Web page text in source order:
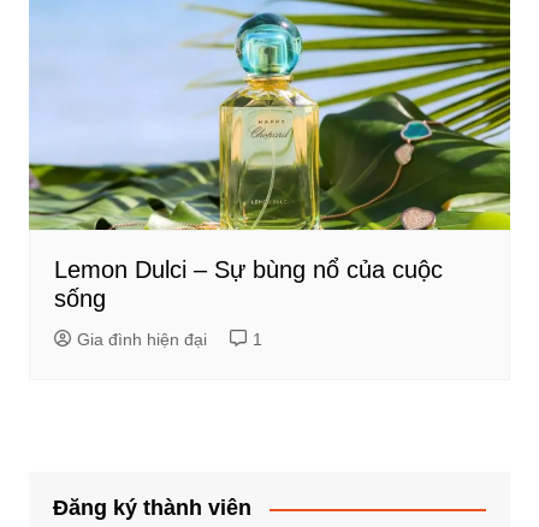
Lemon Dulci – Sự bùng nổ của cuộc
sống
Gia đình hiện đại 1
Đăng ký thành viên